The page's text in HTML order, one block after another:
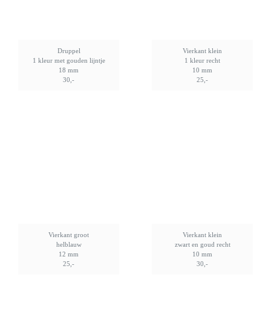
Druppel
1 kleur met gouden lijntje
18 mm
30,-
Vierkant klein
1 kleur recht
10 mm
25,-
Vierkant groot
helblauw
12 mm
25,-
Vierkant klein
zwart en goud recht
10 mm
30,-